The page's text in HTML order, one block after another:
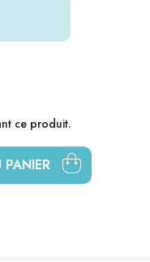
ce produit.
PANIER